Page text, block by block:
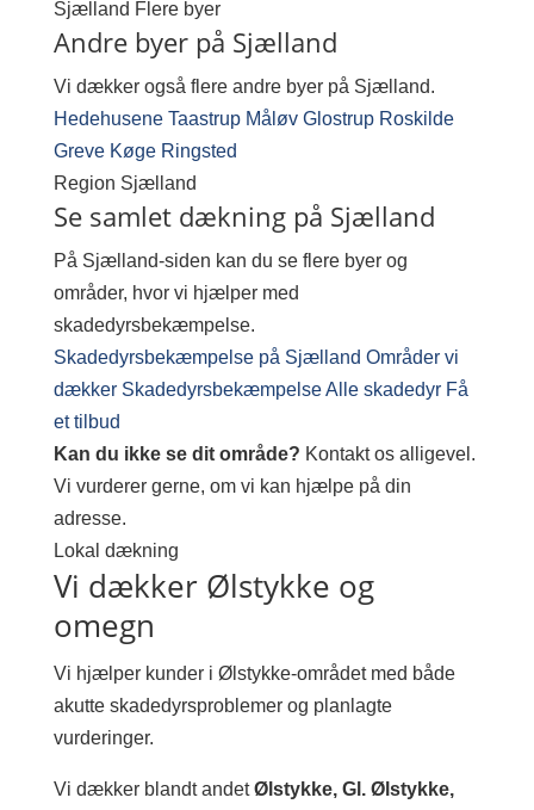
Sjælland Flere byer
Andre byer på Sjælland
Vi dækker også flere andre byer på Sjælland.
Hedehusene Taastrup Måløv Glostrup Roskilde
Greve Køge Ringsted
Region Sjælland
Se samlet dækning på Sjælland
På Sjælland-siden kan du se flere byer og
områder, hvor vi hjælper med
skadedyrsbekæmpelse.
Skadedyrsbekæmpelse på Sjælland Områder vi
dækker SkadedyrsbekæmpelseAlle skadedyr Få
et tilbud
Kan du ikke se dit område? Kontakt os alligevel.
Vi vurderer gerne, om vi kan hjælpe på din
adresse.
Lokal dækning
Vi dækker Ølstykke og
omegn
Vi hjælper kunder i Ølstykke-området med både
akutte skadedyrsproblemer og planlagte
vurderinger.
Vi dækker blandt andetØlstykke, Gl. Ølstykke,